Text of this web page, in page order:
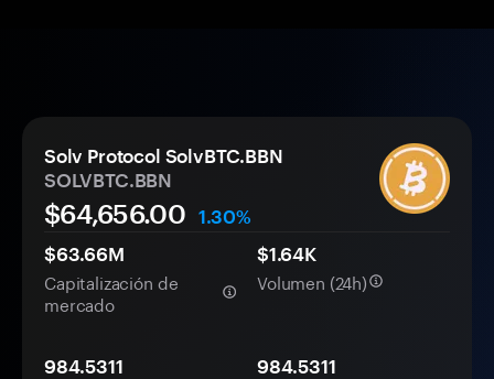
Solv Protocol SolvBTC.BBN
SOLVBTC.BBN
$64,656.00
1.30%
$63.66M
Capitalización de
mercado
$1.64K
Volumen (24h)
984.5311 984.5311